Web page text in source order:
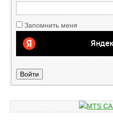
Запомнить меня
Войти